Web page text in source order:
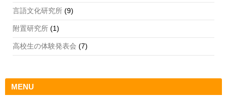
言語文化研究所 (9)
附置研究所 (1)
高校生の体験発表会 (7)
MENU